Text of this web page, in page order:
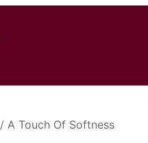
/ A Touch Of Softness